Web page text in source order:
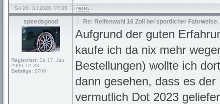
So 26. Jul 2026, 07:35
speedsgood
Registriert: Sa 17. Jan
2009, 01:33
Beiträge: 2706
Re: Reifenwahl 16 Zoll bei sportlicher Fahrweise.
Aufgrund der guten
kaufe ich da nix mehr
Bestellungen) wollte ich
dann gesehen, dass es
vermutlich Dot 2023